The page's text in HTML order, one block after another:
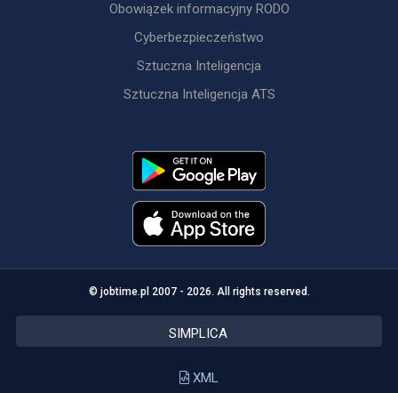
Obowiązek informacyjny RODO
Cyberbezpieczeństwo
Sztuczna Inteligencja
Sztuczna Inteligencja ATS
© jobtime.pl 2007 - 2026. All rights reserved.
SIMPLICA
XML